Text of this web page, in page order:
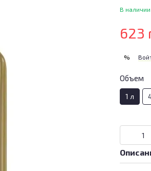
В наличии
623
%
Объем
1 л